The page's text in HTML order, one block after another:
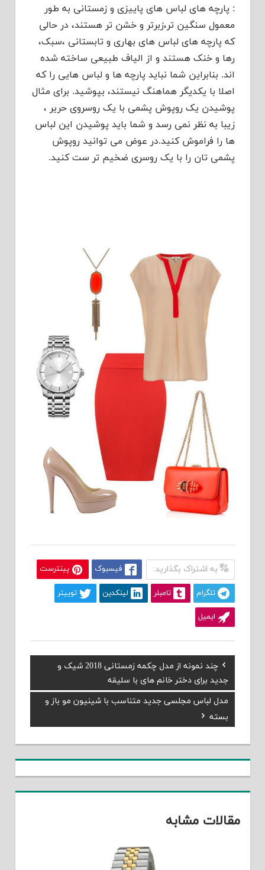
: پارچه های لباس های پاییزی و زمستانی به طور
معمول سنگین تر،زبرتر و خشن تر هستند، در حالی
که پارچه های لباس های بهاری و تابستانی ،سبک،
رها و خنک هستند و از الیاف طبیعی ساخته شده
اند. بنابراین شما نباید پارچه ها و لباس هایی را که
اصلا با یکدیگر هماهنگ نیستند، بپوشید. برای مثال
پوشیدن یک روپوش پشمی با یک روسروی حریر ،
زیبا به نظر نمی رسد و شما باید پوشیدن این لباس
ها را فراموش کنید.در عوض می توانید روپوش
پشمی تان را با یک روسری ضخیم تر ست کنید.
به اشتراک بگذارید: فیسبوک پینترست
تلگرام تامبلر لینکدین توییتر
ایمیل
راهبری
نوشته
Previous
Post:
چند نمونه از مدل چکمه زمستانی 2018 شیک و
جدید برای دختر خانم های با سلیقه
Next
Post:
مدل لباس مجلسی جدید متناسب با شینیون مو باز و
بسته
مقالات مشابه